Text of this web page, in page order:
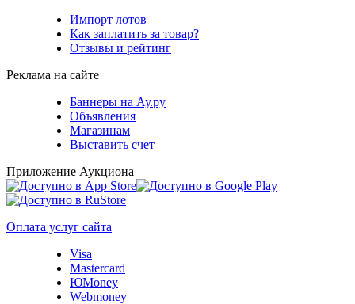
Импорт лотов
Как заплатить за товар?
Отзывы и рейтинг
Реклама на сайте
Баннеры на Ау.ру
Объявления
Магазинам
Выставить счет
Приложение Аукциона
Оплата услуг сайта
Visa
Mastercard
ЮMoney
Webmoney